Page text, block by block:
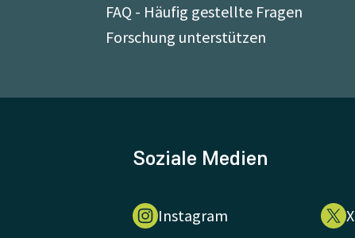
FAQ - Häufig gestellte Fragen
Forschung unterstützen
Soziale Medien
Instagram X